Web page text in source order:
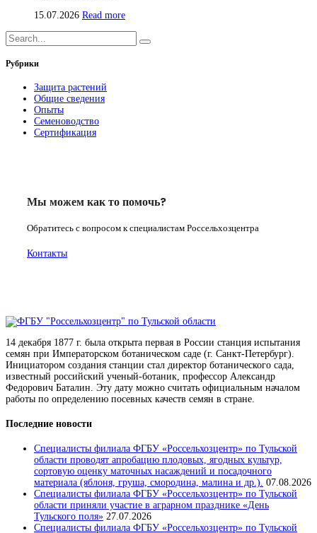
15.07.2026 Read more
Рубрики
Защита растений
Общие сведения
Опыты
Семеноводство
Сертификация
Мы можем как то помочь?
Обратитесь с вопросом к специалистам Россельхозцентра
Контакты
14 декабря 1877 г. была открыта первая в России станция испытания
семян при Императорском ботаническом саде (г. Санкт-Петербург).
Инициатором создания станции стал директор ботанического сада,
известный российский ученый-ботаник, профессор Александр
Федорович Баталин. Эту дату можно считать официальным началом
работы по определению посевных качеств семян в стране.
Последние новости
Специалисты филиала ФГБУ «Россельхозцентр» по Тульской
области проводят апробацию плодовых, ягодных культур,
сортовую оценку маточных насаждений и посадочного
материала (яблоня, груша, смородина, малина и др.). 07.08.2026
Специалисты филиала ФГБУ «Россельхозцентр» по Тульской
области приняли участие в аграрном празднике «День
Тульского поля» 27.07.2026
Специалисты филиала ФГБУ «Россельхозцентр» по Тульской